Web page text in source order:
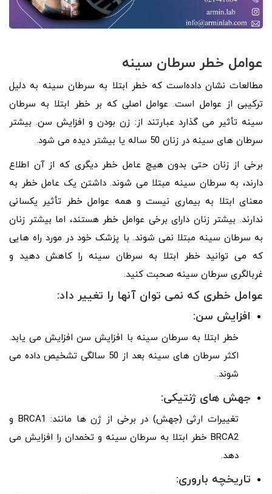
عوامل خطر سرطان سینه
مطالعات نشان داده‌است که خطر ابتلا به سرطان سینه به دلیل
ترکیبی از عوامل است. عوامل اصلی که بر خطر ابتلا به سرطان
سینه تأثیر می گذارد عبارتند از: زن بودن و افزایش سن. بیشتر
سرطان های سینه در زنان 50 ساله یا بیشتر دیده می شود.
برخی از زنان حتی بدون هیچ عامل خطر دیگری که از آن اطلاع
دارند، به سرطان سینه مبتلا می شوند. داشتن یک عامل خطر به
معنای ابتلا به بیماری نیست و همه عوامل خطر تأثیر یکسانی
ندارند. بیشتر زنان دارای برخی عوامل خطر هستند، اما بیشتر زنان
به سرطان سینه مبتلا نمی شوند. با پزشک خود در مورد راه هایی
که می توانید خطر ابتلا به سرطان سینه را کاهش دهید و
غربالگری سرطان سینه صحبت کنید.
عوامل خطری که نمی توان آنها را تغییر داد:
افزایش سن:
خطر ابتلا به سرطان سینه با افزایش سن افزایش می یابد.
اکثر سرطان های سینه بعد از 50 سالگی تشخیص داده می
شوند.
جهش های ژنتیکی:
تغییرات ارثی (جهش) در برخی از ژن ها مانند: BRCA1 و
BRCA2 خطر ابتلا به سرطان سینه و تخمدان را افزایش می
دهد.
تاریخچه باروری: